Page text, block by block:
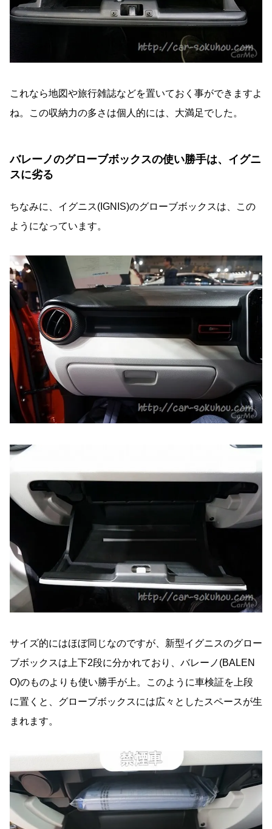
これなら地図や旅行雑誌などを置いておく事ができますよ
ね。この収納力の多さは個人的には、大満足でした。
バレーノのグローブボックスの使い勝手は、イグニ
スに劣る
ちなみに、イグニス(IGNIS)のグローブボックスは、この
ようになっています。
サイズ的にはほぼ同じなのですが、新型イグニスのグロー
ブボックスは上下2段に分かれており、バレーノ(BALEN
O)のものよりも使い勝手が上。このように車検証を上段
に置くと、グローブボックスには広々としたスペースが生
まれます。